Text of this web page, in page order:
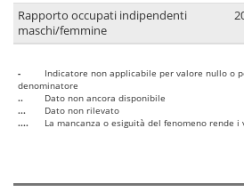
Rapporto occupati indipendenti
maschi/femmine
-
Indicatore non applicabile per valore nullo o
denominatore
..
Dato non ancora disponibile
...
Dato non rilevato
....
La mancanza o esiguità del fenomeno rende